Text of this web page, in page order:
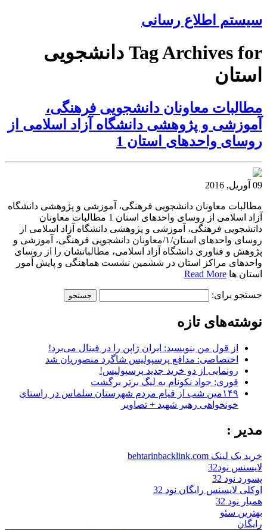
سیستم اطلاع رسانی
Tag Archives for دانشجویی
استان
مطالبات معاونان دانشجویی فرهنگی،
آموزشی و پژوهشی دانشگاه آزاد اسلامی از
روسای واحدهای استان 1
09 آوریل, 2016
مطالبات معاونان دانشجویی فرهنگی، آموزشی و پژوهشی دانشگاه
آزاد اسلامی از روسای واحدهای استان 1 مطالبات معاونان
دانشجویی فرهنگی، آموزشی و پژوهشی دانشگاه آزاد اسلامی از
روسای واحدهای استان/١/معاونان دانشجویی فرهنگی، آموزشی و
پژوهش و فناوری دانشگاه آزاد اسلامی، مطالباتشان را از روسای
واحدهای مراکز استان در ششمین نشست هماهنگی و پایش أمور
استان ها Read More
جستجو برای:
نوشته‌های تازه
از قول من بنویسید: ایران ژاپن را در فینال می‌برد!
اختصاصی: مدافع پرسپولیس شاگرد منصوریان شد
رونمایی از دو خرید جدید پرسپولیس!
فوری: جواد نکونام به لیگ برتر برگشت
۱۴۹مین شب از قیام مردم شهرستان سلماس در راستای
خونخواهی رهبر شهید + تصاویر
مدیر :
خرید بک لینک behtarinbacklink.com
لایسنس نود32
پسورد نود 32
اوکلی لایسنس رایگان نود 32
همیار نود 32
بهترین سئو
رایگان